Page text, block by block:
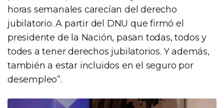
horas semanales carecían del derecho
jubilatorio. A partir del DNU que firmó el
presidente de la Nación, pasan todas, todos y
todes a tener derechos jubilatorios. Y además,
también a estar incluidos en el seguro por
desempleo”.